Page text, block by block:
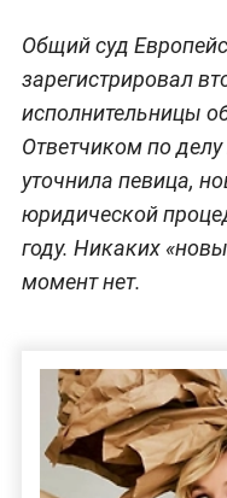
Общий суд
зарегистрировал
исполнительницы
Ответчиком по
уточнила певица,
юридической
году. Никаких
момент нет.